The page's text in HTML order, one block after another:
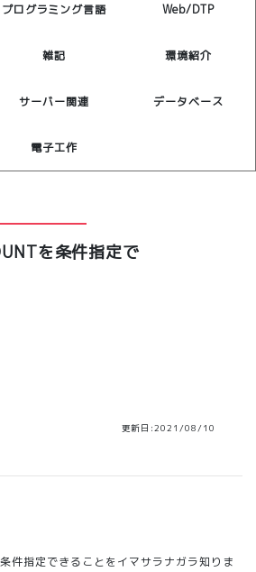
プログラミング言語 Web/DTP
雑記 環境紹介
サーバー関連 データベース
電子工作
を条件指定で
更新日:2021/08/10
件指定できることをイマサラナガラ知りま